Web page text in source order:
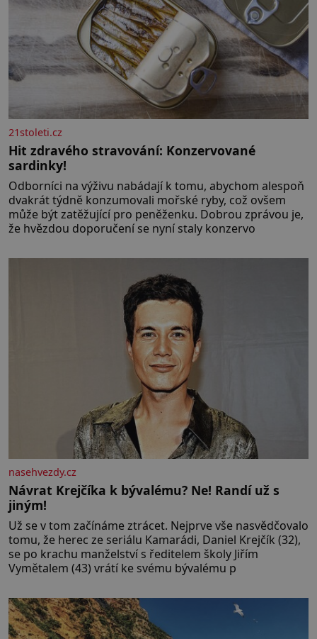
21stoleti.cz
Hit zdravého stravování: Konzervované
sardinky!
Odborníci na výživu nabádají k tomu, abychom alespoň
dvakrát týdně konzumovali mořské ryby, což ovšem
může být zatěžující pro peněženku. Dobrou zprávou je,
že hvězdou doporučení se nyní staly konzervo
nasehvezdy.cz
Návrat Krejčíka k bývalému? Ne! Randí už s
jiným!
Už se v tom začínáme ztrácet. Nejprve vše nasvědčovalo
tomu, že herec ze seriálu Kamarádi, Daniel Krejčík (32),
se po krachu manželství s ředitelem školy Jiřím
Vymětalem (43) vrátí ke svému bývalému p